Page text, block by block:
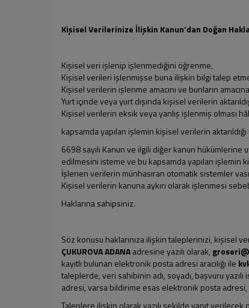
Kişisel Verilerinize İlişkin Kanun’dan Doğan
Kişisel veri işlenip işlenmediğini öğrenme,
Kişisel verileri işlenmişse buna ilişkin bilgi talep
Kişisel verilerin işlenme amacını ve bunların
Yurt içinde veya yurt dışında kişisel verilerin
Kişisel verilerin eksik veya yanlış işlenmiş olması
kapsamda yapılan işlemin kişisel verilerin
6698 sayılı Kanun ve ilgili diğer kanun
edilmesini isteme ve bu kapsamda yapılan işlemin
İşlenen verilerin münhasıran otomatik sistemler
Kişisel verilerin kanuna aykırı olarak işlenmesi
Haklarına sahipsiniz.
Söz konusu haklarınıza ilişkin taleplerinizi, kişisel
ÇUKUROVA ADANAadresine yazılı olarak,
kayıtlı bulunan elektronik posta adresi aracılığı ile
taleplerde, veri sahibinin adı, soyadı, başvuru
adresi, varsa bildirime esas elektronik posta
Taleplere ilişkin olarak yazılı şekilde yanıt verilecek